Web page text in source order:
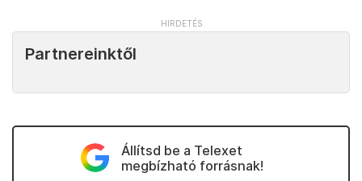
Partnereinktől
Állítsd be a Telexet
megbízható forrásnak!